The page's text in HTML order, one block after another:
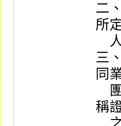
二
所
三
同
稱